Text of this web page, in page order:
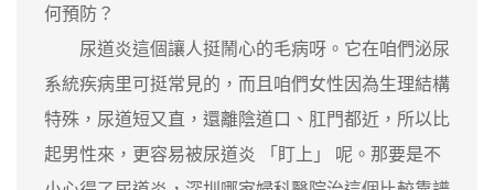
何預防？
尿道炎這個讓人挺鬧心的毛病呀。它在咱們泌尿
系統疾病里可挺常見的，而且咱們女性因為生理結構
特殊，尿道短又直，還離陰道口、肛門都近，所以比
起男性來，更容易被尿道炎 「盯上」 呢。那要是不